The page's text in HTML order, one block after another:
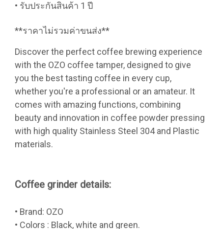
• รับประกันสินค้า 1 ปี
**ราคาไม่รวมค่าขนส่ง**
Discover the perfect coffee brewing experience
with the OZO coffee tamper, designed to give
you the best tasting coffee in every cup,
whether you're a professional or an amateur. It
comes with amazing functions, combining
beauty and innovation in coffee powder pressing
with high quality Stainless Steel 304 and Plastic
materials.
Coffee grinder details:
• Brand: OZO
• Colors : Black, white and green.